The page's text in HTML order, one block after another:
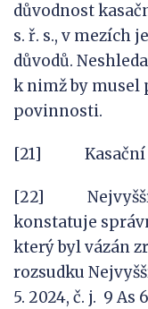
důvodnost
s. ř. s., v mezích
důvodů.
k nimž by musel
povinnosti.
[21] Kasační
[22] Nejvyšší
konstatuje
který byl vázán
rozsudku
5. 2024, č. j. 9 As